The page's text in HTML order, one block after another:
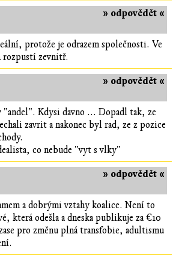
» odpovědět «
protože je odrazem společnosti. Ve
rozpustí zevnitř.
» odpovědět «
Kdysi davno ... Dopadl tak, ze
zavrit a nakonec byl rad, ze z pozice
co nebude "vyt s vlky"
» odpovědět «
a dobrými vztahy koalice. Není to
která odešla a dneska publikuje za €10
pro změnu plná transfobie, adultismu